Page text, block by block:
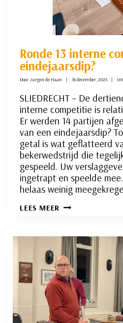
Ronde 13 interne
eindejaarsdip?
Door Jurgen de Haan 16 december, 2025
SLIEDRECHT – De
interne competitie is
Er werden 14 partijen
van een eindejaarsdip?
getal is wat geflatteerd
bekerwedstrijd die
gespeeld. Uw
ingetrapt en speelde
helaas weinig
LEES MEER RONDE
EINDEJAARSDIP?